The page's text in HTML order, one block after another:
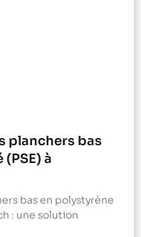
planchers bas
à
bas en polystyrène
: une solution